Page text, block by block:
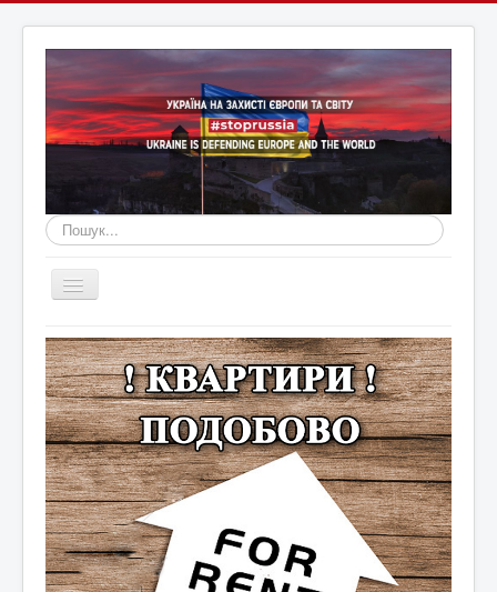
Пошук...
Перемикач
навігації
Головна
Війна Росії з Україною
Оголошення
Новини Кам'янця та регіону
Новини Хмельниччини
Новини України
Новини світу